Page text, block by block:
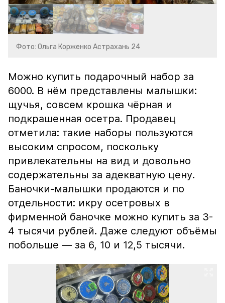
Фото: Ольга Корженко Астрахань 24
Можно купить подарочный набор за
6000. В нём представлены малышки:
щучья, совсем крошка чёрная и
подкрашенная осетра. Продавец
отметила: такие наборы пользуются
высоким спросом, поскольку
привлекательны на вид и довольно
содержательны за адекватную цену.
Баночки-малышки продаются и по
отдельности: икру осетровых в
фирменной баночке можно купить за 3-
4 тысячи рублей. Даже следуют объёмы
побольше — за 6, 10 и 12,5 тысячи.